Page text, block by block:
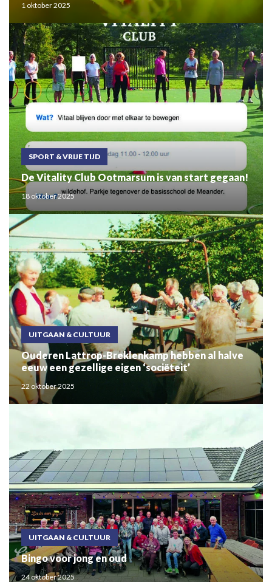
1 oktober 2025
SPORT & VRIJE TIJD
De Vitality Club Ootmarsum is van start gegaan!
18 oktober 2025
UITGAAN & CULTUUR
Ouderen Lattrop-Breklenkamp hebben al halve
eeuw een gezellige eigen ‘sociëteit’
22 oktober 2025
UITGAAN & CULTUUR
Bingo voor jong en oud
24 oktober 2025